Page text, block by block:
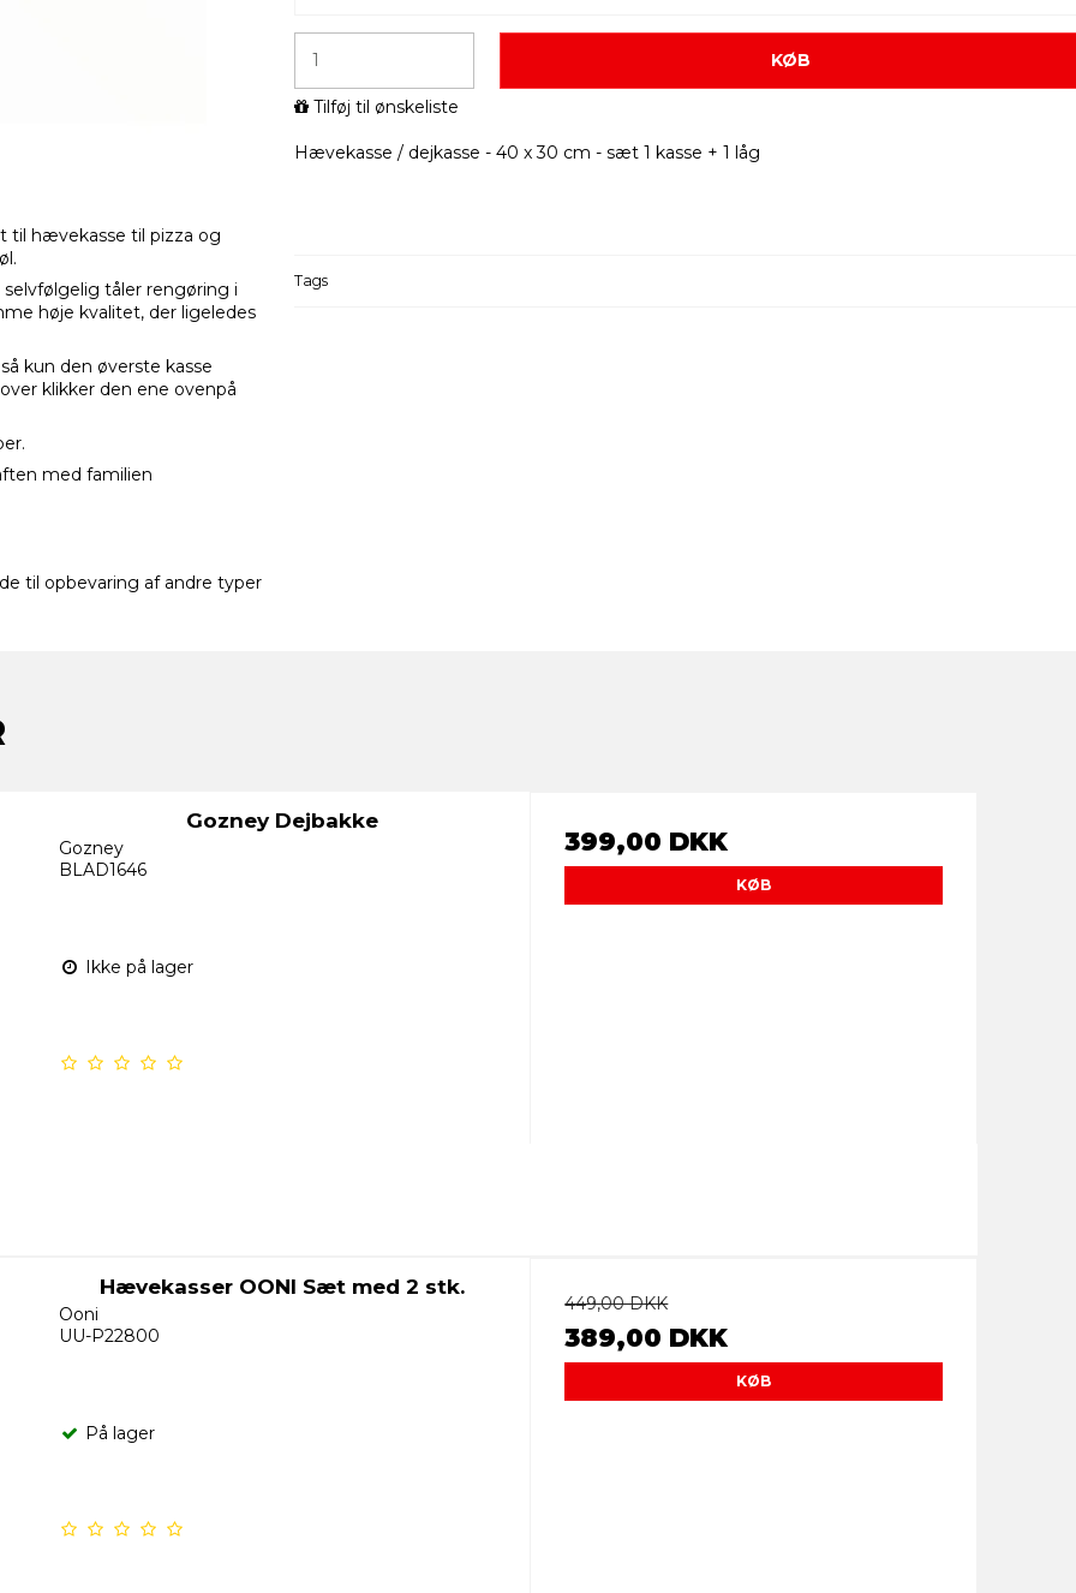
til hævekasse til pizza og
tåler rengøring i
høje kvalitet, der ligeledes
kun den øverste kasse
klikker den ene ovenpå
med familien
til opbevaring af andre typer
KØB
Tilføj til ønskeliste
Hævekasse / dejkasse - 40 x 30 cm - sæt 1 kasse + 1 låg
Tags
Gozney Dejbakke
Gozney
BLAD1646
Ikke på lager
399,00 DKK
KØB
Hævekasser OONI Sæt med 2 stk.
Ooni
UU-P22800
På lager
449,00 DKK
389,00 DKK
KØB